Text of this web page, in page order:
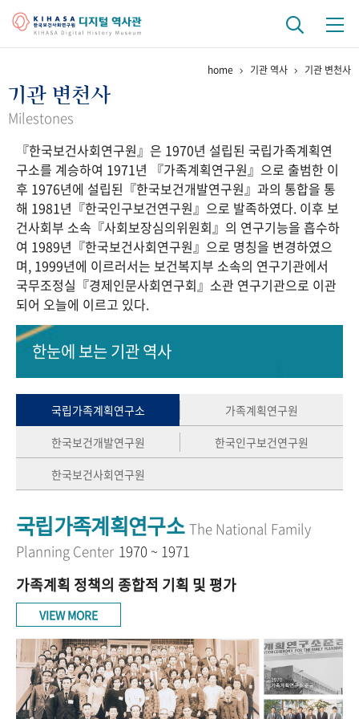
걸어온 길 기관 변천사
연구 역사
정책과 연구 키워드로 보는 연구 역사
연구자들
간행물 변천사
기록물 아카이브
사진 아카이브 문서 기록물 행정박물 영상 기록물
50+1 주년 기념
세계와 함께 한 KIHASA
VR 역사관
home 기관 역사 기관 변천사
기관 변천사
Milestones
『한국보건사회연구원』은 1970년 설립된 국립가족계획연
구소를 계승하여 1971년 『가족계획연구원』으로 출범한 이
후 1976년에 설립된『한국보건개발연구원』과의 통합을 통
해 1981년『한국인구보건연구원』으로 발족하였다. 이후 보
건사회부 소속『사회보장심의위원회』의 연구기능을 흡수하
여 1989년『한국보건사회연구원』으로 명칭을 변경하였으
며, 1999년에 이르러서는 보건복지부 소속의 연구기관에서
국무조정실『경제인문사회연구회』소관 연구기관으로 이관
되어 오늘에 이르고 있다.
한눈에 보는기관 역사
국립가족계획연구소
가족계획연구원
한국보건개발연구원
한국인구보건연구원
한국보건사회연구원
국립가족계획연구소 The National Family
Planning Center 1970 ~ 1971
가족계획 정책의 종합적 기획 및 평가
VIEW MORE